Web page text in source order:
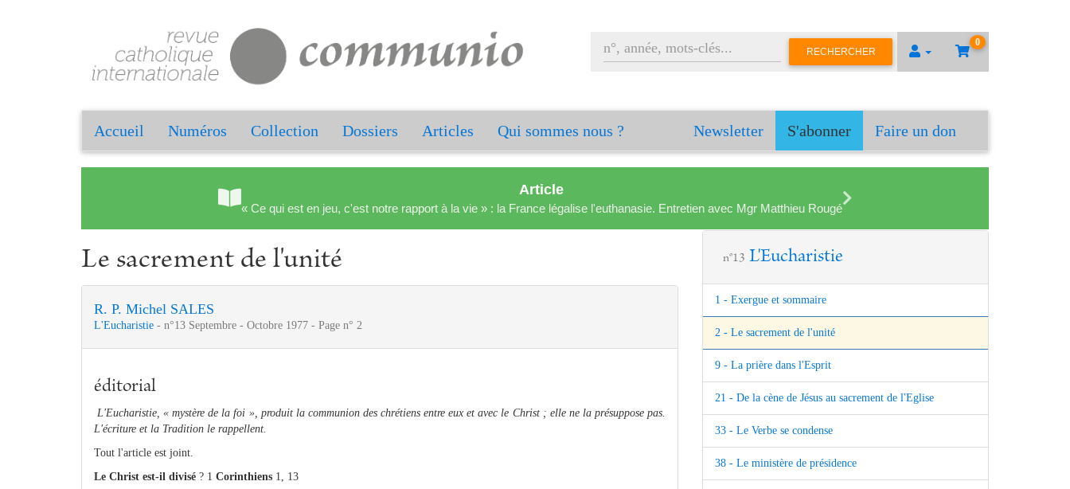
0
RECHERCHER
Accueil Numéros Collection Dossiers Articles Qui sommes nous ? Newsletter S'abonner Faire un don
Article
« Ce qui est en jeu, c'est notre rapport à la vie » : la France légalise l'euthanasie. Entretien avec Mgr Matthieu Rougé
Le sacrement de l'unité
R. P. Michel SALES
L'Eucharistie - n°13 Septembre - Octobre 1977 - Page n° 2
éditorial
L'Eucharistie, « mystère de la foi », produit la communion des chrétiens entre eux et avec le Christ ; elle ne la présuppose pas.
L'écriture et la Tradition le rappellent.
Tout l'article est joint.
Le Christ est-il divisé ? 1 Corinthiens 1, 13
n°13 L'Eucharistie
1 - Exergue et sommaire
2 - Le sacrement de l'unité
9 - La prière dans l'Esprit
21 - De la cène de Jésus au sacrement de l'Eglise
33 - Le Verbe se condense
38 - Le ministère de présidence